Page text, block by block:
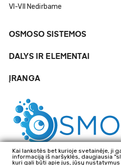
VI-VII Nedirbame
OSMOSO SISTEMOS
DALYS IR ELEMENTAI
ĮRANGA
Kai lankotės bet kurioje svetainėje, ji
informaciją iš naršyklės, daugiausia
kuri gali būti apie jus, jūsų